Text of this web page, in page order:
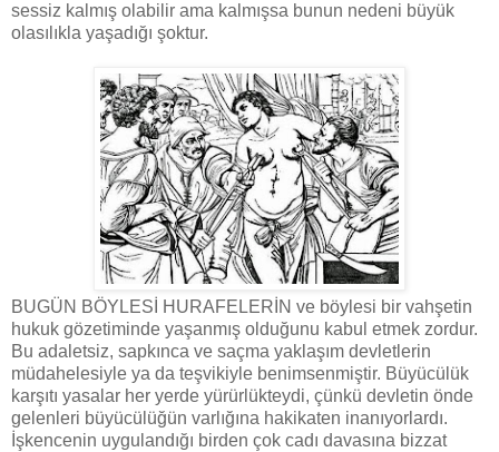
sessiz kalmış olabilir ama kalmışsa bunun nedeni büyük
olasılıkla yaşadığı şoktur.
BUGÜN BÖYLESİ HURAFELERİN ve böylesi bir vahşetin
hukuk gözetiminde yaşanmış olduğunu kabul etmek zordur.
Bu adaletsiz, sapkınca ve saçma yaklaşım devletlerin
müdahelesiyle ya da teşvikiyle benimsenmiştir. Büyücülük
karşıtı yasalar her yerde yürürlükteydi, çünkü devletin önde
gelenleri büyücülüğün varlığına hakikaten inanıyorlardı.
İşkencenin uygulandığı birden çok cadı davasına bizzat